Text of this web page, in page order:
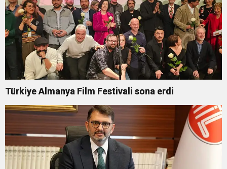
Türkiye Almanya Film Festivali sona erdi